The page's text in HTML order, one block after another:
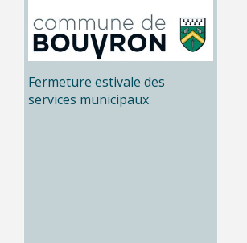
Fermeture estivale des
services municipaux